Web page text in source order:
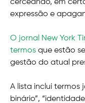
cerceando, em
expressão e
O jornal New York
termos que estão
gestão do atual
A lista inclui termos
binário”,